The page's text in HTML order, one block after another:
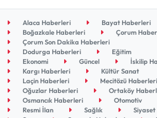
Alaca Haberleri
Bayat Haberleri
Boğazkale Haberleri
Çorum
Çorum Son Dakika Haberleri
Dodurga Haberleri
Eğitim
Ekonomi
Güncel
İskilip
Kargı Haberleri
Kültür Sanat
Laçin Haberleri
Mecitözü Haberleri
Oğuzlar Haberleri
Ortaköy
Osmancık Haberleri
Otomotiv
Resmi İlan
Sağlık
Siyaset